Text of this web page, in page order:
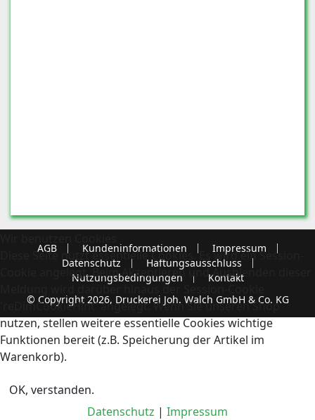
AGB Kundeninformationen
Impressum
Datenschutz
Haftungsausschluss
Nutzungsbedingungen
Kontakt
© Copyright 2026, Druckerei Joh. Walch GmbH & Co. KG
Diese Seite nutzt essentielle Cookies. Es wird ein Session-
Cookie angelegt. Beim Akzeptieren und Ausblenden dieser
Meldung wird darüber hinaus der Session-Cookie
'reDimCookieHint' angelegt. Wenn Sie unseren Shop
nutzen, stellen weitere essentielle Cookies wichtige
Funktionen bereit (z.B. Speicherung der Artikel im
Warenkorb).
OK, verstanden.
Datenschutz | Impressum